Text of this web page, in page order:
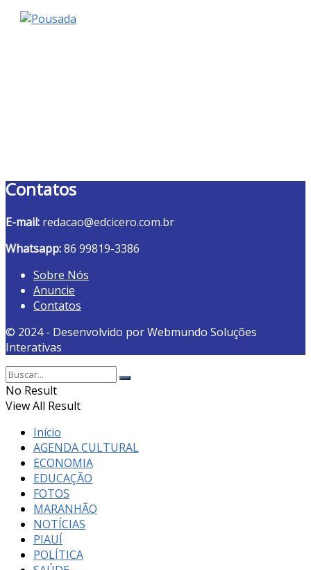
Contatos
E-mail: redacao@edcicero.com.br
Whatsapp:86 99819-3386
Sobre Nós
Anuncie
Contatos
© 2024 - Desenvolvido por Webmundo Soluções
Interativas
No Result
View All Result
Início
AGENDA CULTURAL
ECONOMIA
EDUCAÇÃO
FOTOS
MARANHÃO
NOTÍCIAS
PIAUÍ
POLÍTICA